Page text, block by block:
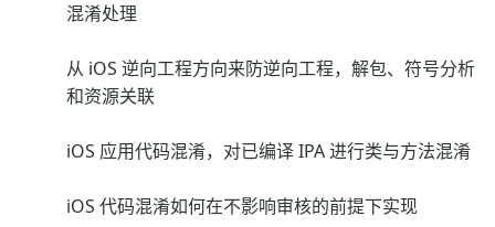
混淆处理
从 iOS 逆向工程方向来防逆向工程，解包、符号分析
和资源关联
iOS 应用代码混淆，对已编译 IPA 进行类与方法混淆
iOS 代码混淆如何在不影响审核的前提下实现